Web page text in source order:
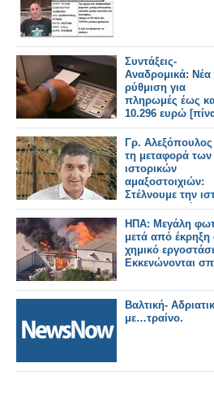
Συντάξεις-
Αναδρομικά: Νέα
ρύθμιση για
πληρωμές έως
10.296 ευρώ
Γρ. Αλεξόπουλος
τη μεταφορά των
ιστορικών
αμαξοστοιχιών:
Στέλνουμε την
μας στην Αθήνα.
ΗΠΑ: Μεγάλη
μετά από έκρηξη
χημικό
Εκκενώνονται
Βαλτική-
με…τραίνο.